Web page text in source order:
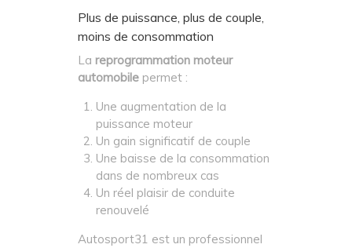
Plus de puissance, plus de couple,
moins de consommation
La reprogrammation moteur
automobile permet :
Une augmentation de la
puissance moteur
Un gain significatif de couple
Une baisse de la consommation
dans de nombreux cas
Un réel plaisir de conduite
renouvelé
Autosport31 est un professionnel